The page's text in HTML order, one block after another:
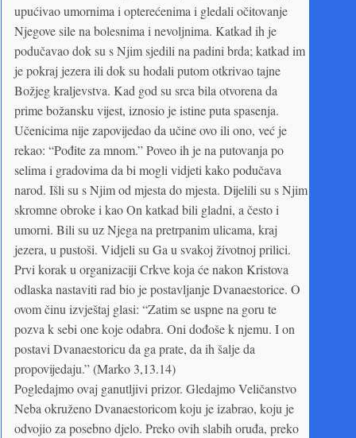
upućivao umornima i opterećenima i gledali očitovanje
Njegove sile na bolesnima i nevoljnima. Katkad ih je
podučavao dok su s Njim sjedili na padini brda; katkad im
je pokraj jezera ili dok su hodali putom otkrivao tajne
Božjeg kraljevstva. Kad god su srca bila otvorena da
prime božansku vijest, iznosio je istine puta spasenja.
Učenicima nije zapovijedao da učine ovo ili ono, već je
rekao: “Pođite za mnom.” Poveo ih je na putovanja po
selima i gradovima da bi mogli vidjeti kako podučava
narod. Išli su s Njim od mjesta do mjesta. Dijelili su s Njim
skromne obroke i kao On katkad bili gladni, a često i
umorni. Bili su uz Njega na pretrpanim ulicama, kraj
jezera, u pustoši. Vidjeli su Ga u svakoj životnoj prilici.
Prvi korak u organizaciji Crkve koja će nakon Kristova
odlaska nastaviti rad bio je postavljanje Dvanaestorice. O
ovom činu izvještaj glasi: “Zatim se uspne na goru te
pozva k sebi one koje odabra. Oni dođoše k njemu. I on
postavi Dvanaestoricu da ga prate, da ih šalje da
propovijedaju.” (Marko 3,13.14)
Pogledajmo ovaj ganutljivi prizor. Gledajmo Veličanstvo
Neba okruženo Dvanaestoricom koju je izabrao, koju je
odvojio za posebno djelo. Preko ovih slabih oruđa, preko